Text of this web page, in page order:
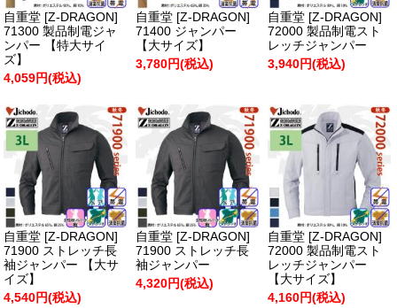
自重堂 [Z-DRAGON]
71300 製品制電ジャ
ンパー 【特大サイ
ズ】
4,059円(税込)
自重堂 [Z-DRAGON]
71400 ジャンパー
【大サイズ】
3,780円(税込)
自重堂 [Z-DRAGON]
72000 製品制電スト
レッチジャンパー
3,940円(税込)
自重堂 [Z-DRAGON]
71900 ストレッチ長
袖ジャンパー 【大サ
イズ】
4,540円(税込)
自重堂 [Z-DRAGON]
71900 ストレッチ長
袖ジャンパー
4,320円(税込)
自重堂 [Z-DRAGON]
72000 製品制電スト
レッチジャンパー
【大サイズ】
4,160円(税込)